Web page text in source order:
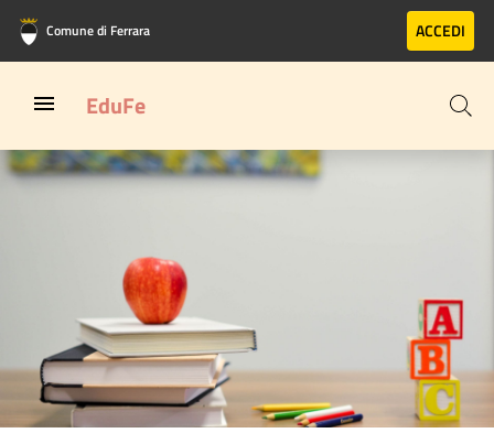
Vai al contenuto principale
Vai al footer
Comune di Ferrara ACCEDI
EduFe